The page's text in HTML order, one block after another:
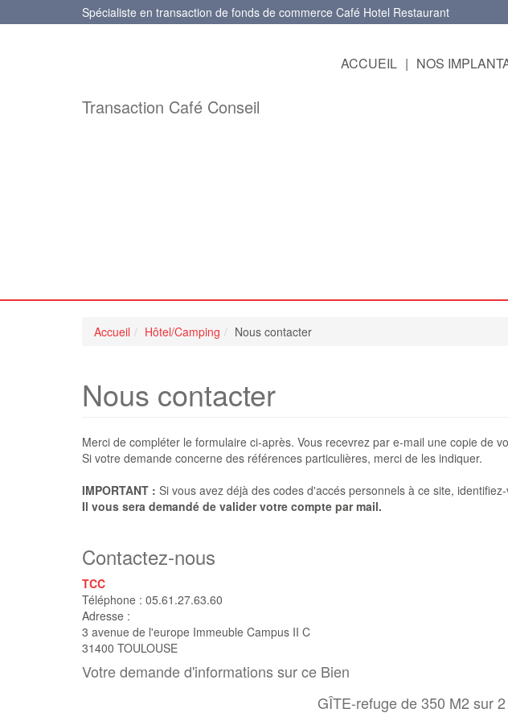
Spécialiste en transaction de fonds de commerce Café Hotel Restaurant
Transaction Café Conseil
ACCUEIL NOS
Accueil Hôtel/Camping Nous contacter
Nous contacter
Merci de compléter le formulaire ci-après. Vous recevrez par e-mail une copie de
Si votre demande concerne des références particulières, merci de les indiquer.
IMPORTANT : Si vous avez déjà des codes d'accés personnels à ce site,
Il vous sera demandé de valider votre compte par mail.
Contactez-nous
TCC
Téléphone : 05.61.27.63.60
Adresse :
3 avenue de l'europe Immeuble Campus II C
31400 TOULOUSE
Votre demande d'informations sur ce Bien
GÎTE-refuge de 350 M2 sur